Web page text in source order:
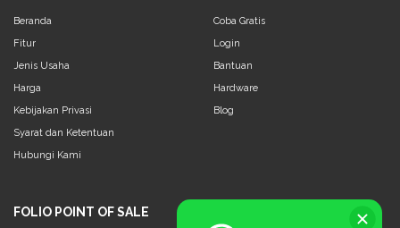
Beranda
Fitur
Jenis Usaha
Harga
Kebijakan Privasi
Syarat dan Ketentuan
Hubungi Kami
Coba Gratis
Login
Bantuan
Hardware
Blog
FOLIO POINT OF SALE